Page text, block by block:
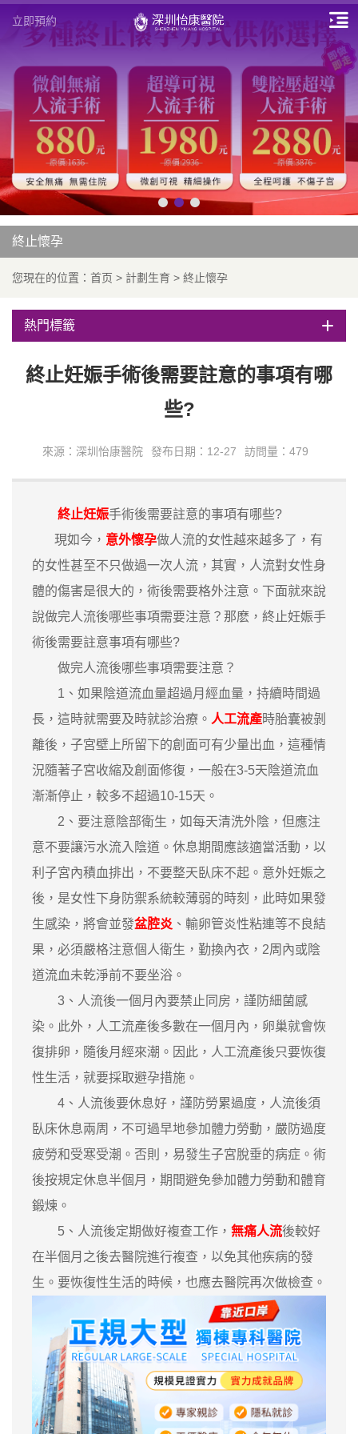
立即預約
終止懷孕
您現在的位置： 首页 > 計劃生育 > 終止懷孕
熱門標籤
終止妊娠手術後需要註意的事項有哪
些?
來源：深圳怡康醫院 發布日期：12-27 訪問量：479
終止妊娠手術後需要註意的事項有哪些?
現如今， 意外懷孕做人流的女性越來越多了，有
的女性甚至不只做過一次人流，其實，人流對女性身
體的傷害是很大的，術後需要格外注意。下面就來說
說做完人流後哪些事項需要注意？那麽，終止妊娠手
術後需要註意事項有哪些?
做完人流後哪些事項需要注意？
1、如果陰道流血量超過月經血量，持續時間過
長，這時就需要及時就診治療。 人工流產時胎囊被剝
離後，子宮壁上所留下的創面可有少量出血，這種情
況隨著子宮收縮及創面修復，一般在3-5天陰道流血
漸漸停止，較多不超過10-15天。
2、要注意陰部衛生，如每天清洗外陰，但應注
意不要讓污水流入陰道。休息期間應該適當活動，以
利子宮內積血排出，不要整天臥床不起。意外妊娠之
後，是女性下身防禦系統較薄弱的時刻，此時如果發
生感染，將會並發盆腔炎 、輸卵管炎性粘連等不良結
果，必須嚴格注意個人衛生，勤換內衣，2周內或陰
道流血未乾淨前不要坐浴。
3、人流後一個月內要禁止同房，謹防細菌感
染。此外，人工流產後多數在一個月內，卵巢就會恢
復排卵，隨後月經來潮。因此，人工流產後只要恢復
性生活，就要採取避孕措施。
4、人流後要休息好，謹防勞累過度，人流後須
臥床休息兩周，不可過早地參加體力勞動，嚴防過度
疲勞和受寒受潮。否則，易發生子宮脫垂的病症。術
後按規定休息半個月，期間避免參加體力勞動和體育
鍛煉。
5、人流後定期做好複查工作， 無痛人流後較好
在半個月之後去醫院進行複查，以免其他疾病的發
生。要恢復性生活的時候，也應去醫院再次做檢查。